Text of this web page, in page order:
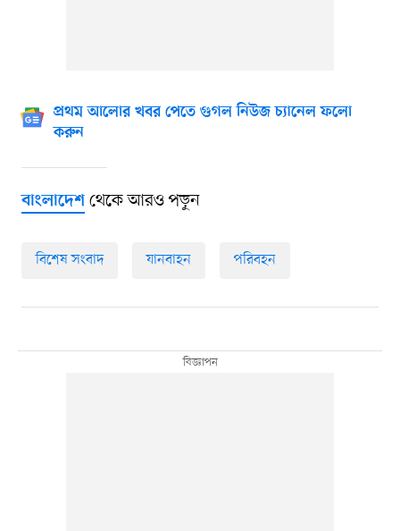
প্রথম আলোর খবর পেতে গুগল নিউজ চ্যানেল ফলো
করুন
বাংলাদেশথেকে আরও পড়ুন
বিশেষ সংবাদ যানবাহন পরিবহন